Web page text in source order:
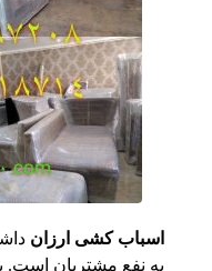
اسباب کشی ارزان
به نفع مشتریان است.